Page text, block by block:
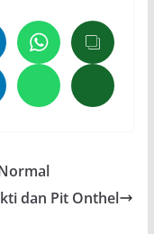
dan Pit Onthel